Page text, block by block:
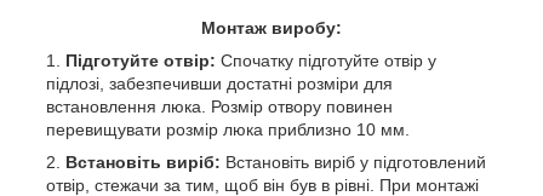
Монтаж виробу:
Підготуйте отвір: Спочатку підготуйте отвір у
підлозі, забезпечивши достатні розміри для
встановлення люка. Розмір отвору повинен
перевищувати розмір люка приблизно 10 мм.
Встановіть виріб: Встановіть виріб у підготовлений
отвір, стежачи за тим, щоб він був в рівні. При монтажі